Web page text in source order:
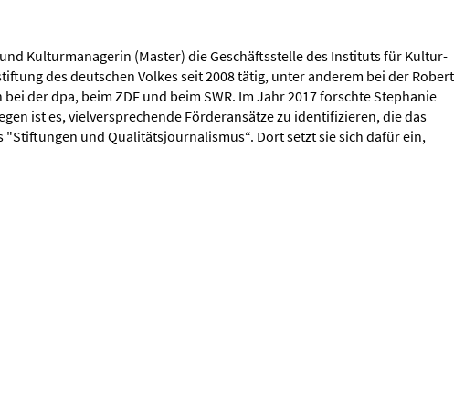
Kulturmanagerin (Master) die Geschäftsstelle des Instituts für Kultur-
des deutschen Volkes seit 2008 tätig, unter anderem bei der Robert
der dpa, beim ZDF und beim SWR. Im Jahr 2017 forschte Stephanie
ist es, vielversprechende Förderansätze zu identifizieren, die das
und Qualitätsjournalismus“. Dort setzt sie sich dafür ein,